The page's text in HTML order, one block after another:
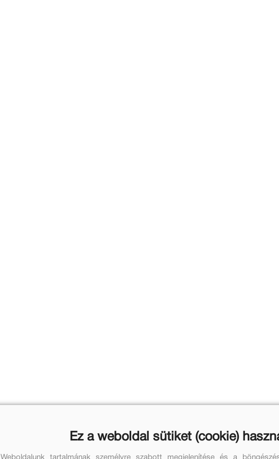
Ez a weboldal sütiket (cookie)
Weboldalunk tartalmának személyre szabott megjelenítése és a